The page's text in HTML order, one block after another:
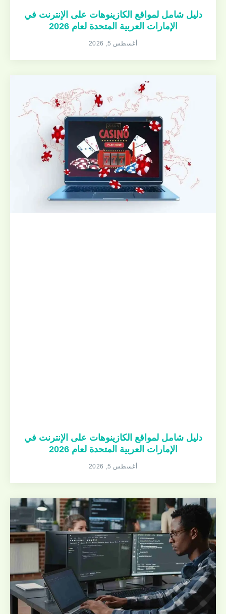
دليل شامل لمواقع الكازينوهات على الإنترنت في
الإمارات العربية المتحدة لعام 2026
أغسطس 5, 2026
دليل شامل لمواقع الكازينوهات على الإنترنت في
الإمارات العربية المتحدة لعام 2026
أغسطس 5, 2026